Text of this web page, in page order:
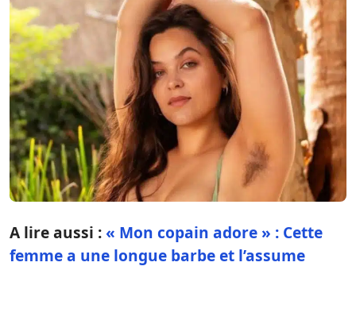
A lire aussi :« Mon copain adore » : Cette
femme a une longue barbe et l’assume